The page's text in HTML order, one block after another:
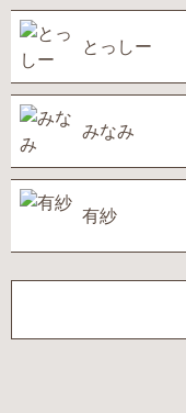
とっしー
みなみ
有紗